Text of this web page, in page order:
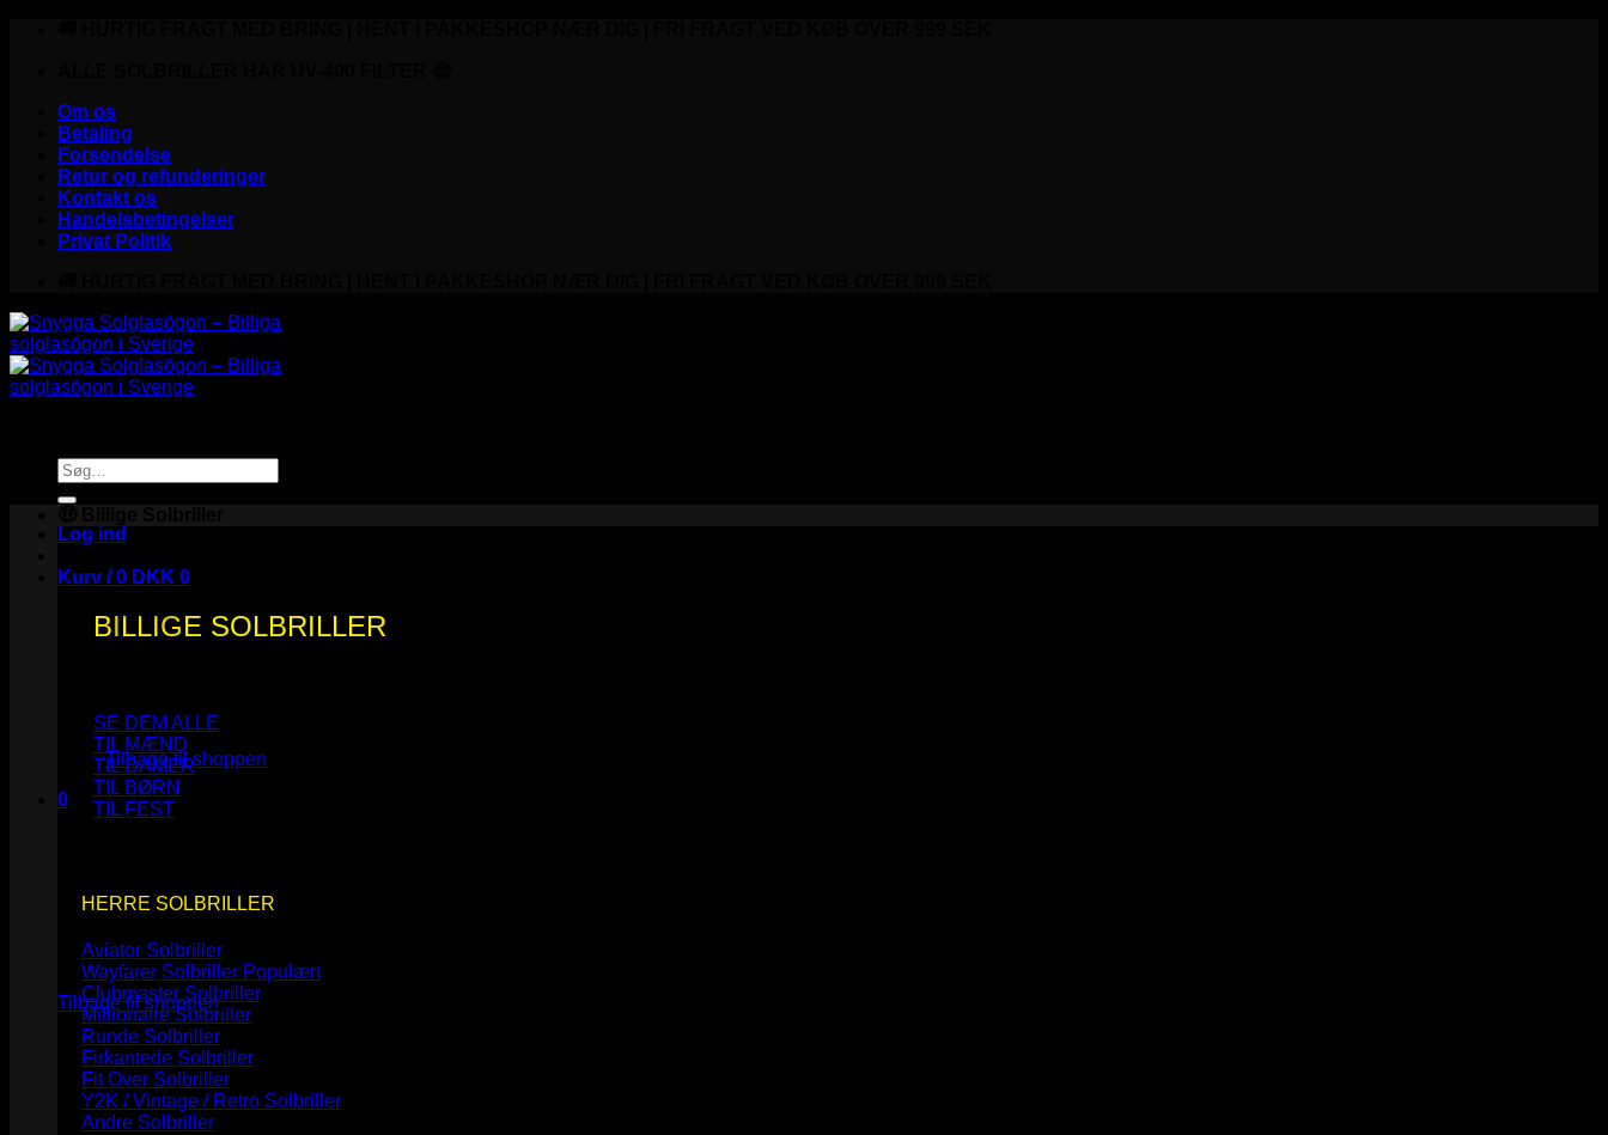
Om os
Betaling
Forsendelse
Retur og refunderinger
Kontakt os
Handelsbetingelser
Privat Politik
Søg
efter:
Log ind
Kurv /0 DKK 0
Ingen varer i kurven.
Tilbage til shoppen
0
Kurv
Ingen varer i kurven.
Tilbage til shoppen
BILLIGE SOLBRILLER
SE DEM ALLE
TIL MÆND
TIL DAMER
TIL BØRN
TIL FEST
HERRE SOLBRILLER
Aviator Solbriller
Wayfarer Solbriller
Clubmaster Solbriller
Millionaire Solbriller
Runde Solbriller
Firkantede Solbriller
Fit Over Solbriller
Y2K / Vintage / Retro Solbriller
Andre Solbriller